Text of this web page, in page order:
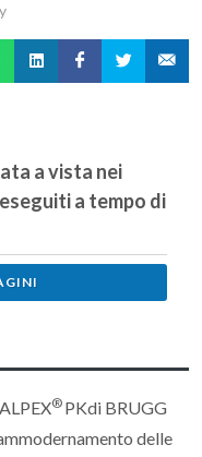
a vista nei
a tempo di
® PKdi BRUGG
delle